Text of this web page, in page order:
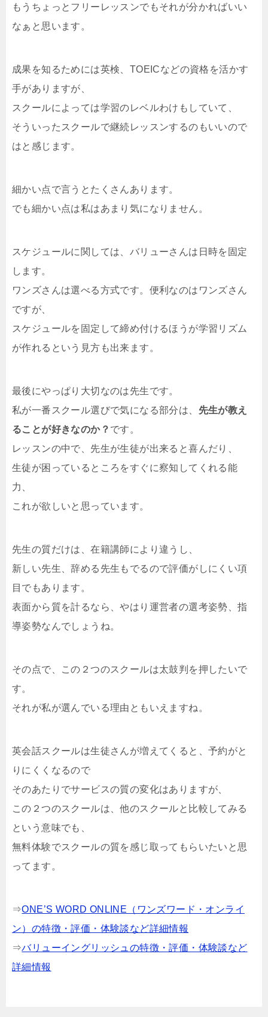
もうちょっとフリーレッスンでもそれが分かればいい
なぁと思います。
成果を知るためには英検、TOEICなどの資格を活かす
手がありますが、
スクールによっては学習のレベルわけもしていて、
そういったスクールで継続レッスンするのもいいので
はと感じます。
細かい点で言うとたくさんあります。
でも細かい点は私はあまり気になりません。
スケジュールに関しては、バリューさんは日時を固定
します。
ワンズさんは選べる方式です。便利なのはワンズさん
ですが、
スケジュールを固定して締め付けるほうが学習リズム
が作れるという見方も出来ます。
最後にやっぱり大切なのは先生です。
私が一番スクール選びで気になる部分は、 先生が教え
ることが好きなのか？ です。
レッスンの中で、先生が生徒が出来ると喜んだり、
生徒が困っているところをすぐに察知してくれる能
力、
これが欲しいと思っています。
先生の質だけは、在籍講師により違うし、
新しい先生、辞める先生もでるので評価がしにくい項
目でもあります。
表面から質を計るなら、やはり運営者の選考姿勢、指
導姿勢なんでしょうね。
その点で、この２つのスクールは太鼓判を押したいで
す。
それが私が選んでいる理由ともいえますね。
英会話スクールは生徒さんが増えてくると、予約がと
りにくくなるので
そのあたりでサービスの質の変化はありますが、
この２つのスクールは、他のスクールと比較してみる
という意味でも、
無料体験でスクールの質を感じ取ってもらいたいと思
ってます。
⇒ONE’S WORD ONLINE（ワンズワード・オンライ
ン）の特徴・評価・体験談など詳細情報
⇒バリューイングリッシュの特徴・評価・体験談など
詳細情報